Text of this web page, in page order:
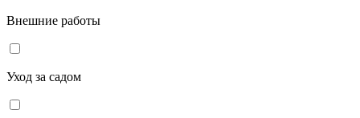
Внешние работы
Уход за садом